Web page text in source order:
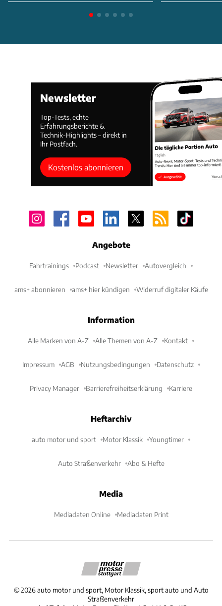
Newsletter
Top-Tests, echte
Erfahrungsberichte &
Technik-Highlights – direkt in
Ihr Postfach.
Kostenlos abonnieren
Angebote
Fahrtrainings Podcast Newsletter Autovergleich
ams+ abonnieren ams+ hier kündigen Widerruf digitaler Käufe
Information
Alle Marken von A-Z Alle Themen von A-Z Kontakt
Impressum AGB Nutzungsbedingungen Datenschutz
Privacy Manager Barrierefreiheitserklärung Karriere
Heftarchiv
auto motor und sport Motor Klassik Youngtimer
Auto Straßenverkehr Abo & Hefte
Media
Mediadaten Online Mediadaten Print
©2026 auto motor und sport, Motor Klassik, sport auto und Auto
Straßenverkehr